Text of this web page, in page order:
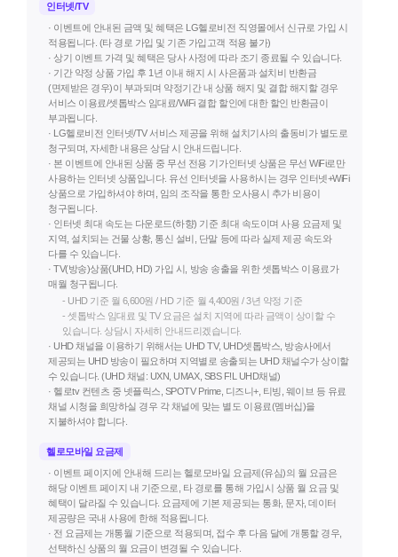
인터넷/TV
· 이벤트에 안내된 금액 및 혜택은 LG헬로비전 직영몰에서 신규로 가입 시
적용됩니다. (타 경로 가입 및 기존 가입고객 적용 불가)
· 상기 이벤트 가격 및 혜택은 당사 사정에 따라 조기 종료될 수 있습니다.
· 기간 약정 상품 가입 후 1년 이내 해지 시 사은품과 설치비 반환금
(면제받은 경우)이 부과되며 약정기간 내 상품 해지 및 결합 해지할 경우
서비스 이용료/셋톱박스 임대료/WiFi 결합 할인에 대한 할인 반환금이
부과됩니다.
· LG헬로비전 인터넷/TV 서비스 제공을 위해 설치기사의 출동비가 별도로
청구되며, 자세한 내용은 상담 시 안내드립니다.
· 본 이벤트에 안내된 상품 중 무선 전용 기가인터넷 상품은 무선 WiFi로만
사용하는 인터넷 상품입니다. 유선 인터넷을 사용하시는 경우 인터넷+WiFi
상품으로 가입하셔야 하며, 임의 조작을 통한 오사용시 추가 비용이
청구됩니다.
· 인터넷 최대 속도는 다운로드(하향) 기준 최대 속도이며 사용 요금제 및
지역, 설치되는 건물 상황, 통신 설비, 단말 등에 따라 실제 제공 속도와
다를 수 있습니다.
· TV(방송)상품(UHD, HD) 가입 시, 방송 송출을 위한 셋톱박스 이용료가
매월 청구됩니다.
- UHD 기준 월 6,600원 / HD 기준 월 4,400원 / 3년 약정 기준
- 셋톱박스 임대료 및 TV 요금은 설치 지역에 따라 금액이 상이할 수
있습니다. 상담시 자세히 안내드리겠습니다.
· UHD 채널을 이용하기 위해서는 UHD TV, UHD셋톱박스, 방송사에서
제공되는 UHD 방송이 필요하며 지역별로 송출되는 UHD 채널수가 상이할
수 있습니다. (UHD 채널: UXN, UMAX, SBS F!L UHD채널)
· 헬로tv 컨텐츠 중 넷플릭스, SPOTV Prime, 디즈니+, 티빙, 웨이브 등 유료
채널 시청을 희망하실 경우 각 채널에 맞는 별도 이용료(멤버십)을
지불하셔야 합니다.
헬로모바일 요금제
· 이벤트 페이지에 안내해 드리는 헬로모바일 요금제(유심)의 월 요금은
해당 이벤트 페이지 내 기준으로, 타 경로를 통해 가입시 상품 월 요금 및
혜택이 달라질 수 있습니다. 요금제에 기본 제공되는 통화, 문자, 데이터
제공량은 국내 사용에 한해 적용됩니다.
· 전 요금제는 개통월 기준으로 적용되며, 접수 후 다음 달에 개통할 경우,
선택하신 상품의 월 요금이 변경될 수 있습니다.